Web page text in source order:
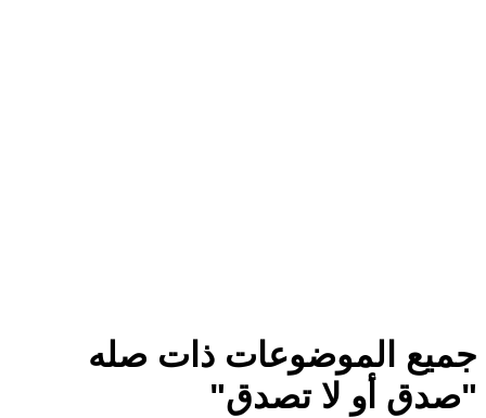
جميع الموضوعات ذات صله
"صدق أو لا تصدق"